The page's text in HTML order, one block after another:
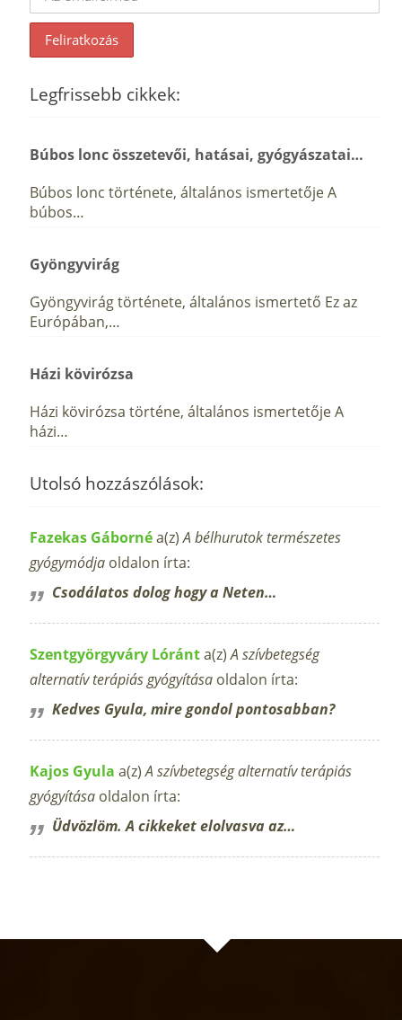
Legfrissebb cikkek:
Búbos lonc összetevői, hatásai, gyógyászatai…
Búbos lonc története, általános ismertetője A
búbos…
Gyöngyvirág
Gyöngyvirág története, általános ismertető Ez az
Európában,…
Házi kövirózsa
Házi kövirózsa történe, általános ismertetője A
házi…
Utolsó hozzászólások:
Fazekas Gábornéa(z)A bélhurutok természetes
gyógymódja oldalon írta:
Csodálatos dolog hogy a Neten…
Szentgyörgyváry Lóránta(z)A szívbetegség
alternatív terápiás gyógyítása oldalon írta:
Kedves Gyula, mire gondol pontosabban?
Kajos Gyula a(z)A szívbetegség alternatív terápiás
gyógyítása oldalon írta:
Üdvözlöm. A cikkeket elolvasva az…